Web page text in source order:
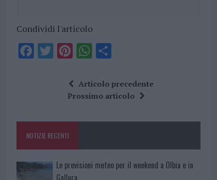
Condividi l'articolo
F
o
k
T Pi
te
re
W
at
s
p
S
a
re
Articolo precedente
Prossimo articolo
NOTIZIE RECENTI
Le previsioni meteo per il weekend a Olbia e in
Gallura